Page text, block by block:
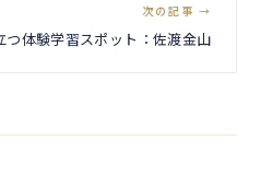
次の記事 →
つ体験学習スポット：佐渡金山